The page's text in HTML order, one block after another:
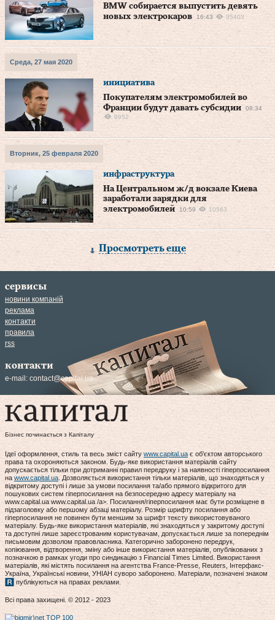
BMW собирается выпустить девять
новых электрокаров
16:43 35403
Среда, 27 мая 2020
инициатива
Покупателям электромобилей во
Франции будут давать субсидии
08:34
9952
Вторник, 25 февраля 2020
инфраструктура
На Центральном ж/д вокзале Киева
заработали зарядки для
электромобилей
10:59 10563
Просмотреть еще
сервисы
новини компаній
реклама
контакти
правила
rss
контакти
e-mail: contact@capital.ua
Бізнес починається з Капіталу
Ідеї оформлення, стиль та весь зміст сайту www.capital.ua є об'єктом авторського
права та охороняються законом. Будь-яке використання матеріалів сайту
допускається тільки при дотриманні правил передруку і за наявності гіперпосилання
на www.capital.ua . Дозволяється використання тільки матеріалів, що знаходяться у
відкритому доступі і лише за умови посилання та/або прямого відкритого для
пошукових систем гіперпосилання на безпосередню адресу матеріалу на
www.capital.ua www.capital.ua /a>. Посилання/гіперпосилання має бути розміщене в
підзаголовку або першому абзаці матеріалу. Розмір шрифту посилання або
гіперпосилання не повинен бути меншим за шрифт тексту використовуваного
матеріалу. Будь-яке використання матеріалів, які знаходяться у закритому доступі
та доступні лише зареєстрованим користувачам, допускається лише за попереднім
письмовим дозволом правовласника. Категорично заборонено передрук,
копіювання, відтворення, зміну або інше використання матеріалів, опублікованих з
позначкою в рамках угоди про синдикацію з Financial Times Limited. Використання
матеріалів, які містять посилання на агентства France-Presse, Reuters, Інтерфакс-
Україна, Українські новини, УНІАН суворо заборонено. Матеріали, позначені знаком
публікуються на правах реклами.
Всі права захищені. © 2012 - 2023